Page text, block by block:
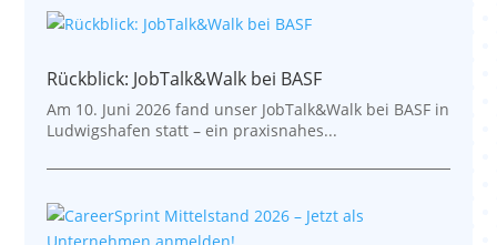
Rückblick: JobTalk&Walk bei BASF
Am 10. Juni 2026 fand unser JobTalk&Walk bei BASF in
Ludwigshafen statt – ein praxisnahes...